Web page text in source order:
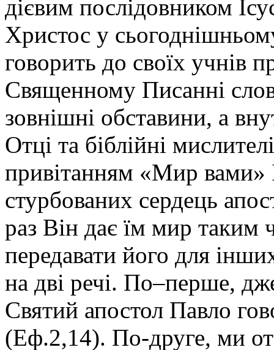
дієвим послідовником
Христос у
говорить до своїх
Священному Писанні
зовнішні обставини, а
Отці та біблійні
привітанням «Мир вами»
стурбованих сердець
раз Він дає їм мир
передавати його для
на дві речі. По–перше,
Святий апостол Павло
(Еф.2,14). По-друге, ми